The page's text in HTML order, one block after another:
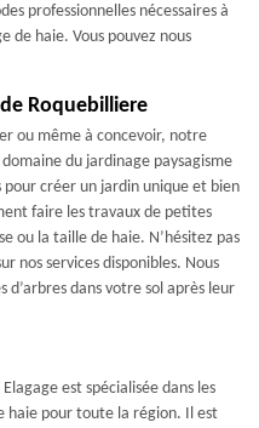
professionnelles nécessaires à
de haie. Vous pouvez nous
Roquebilliere
ou même à concevoir, notre
du jardinage paysagisme
pour créer un jardin unique et bien
faire les travaux de petites
ou la taille de haie. N’hésitez pas
nos services disponibles. Nous
d’arbres dans votre sol après leur
est spécialisée dans les
haie pour toute la région. Il est